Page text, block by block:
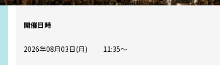
開催日時
2026年08月03日(月) 11:35〜